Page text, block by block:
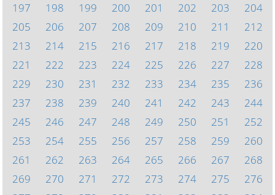
197
198 199 200 201 202 203
204
205
206 207 208 209 210 211
212
213
214 215 216 217 218 219
220
221
222 223 224 225 226 227
228
229
230 231 232 233 234 235
236
237
238 239 240 241 242 243
244
245
246 247 248 249 250 251
252
253
254 255 256 257 258 259
260
261
262 263 264 265 266 267
268
269
270 271 272 273 274 275
276